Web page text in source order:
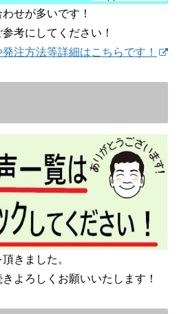
せが多いです！
考にしてください！
注方法等詳細はこちらです！
きました。
よろしくお願いいたします！